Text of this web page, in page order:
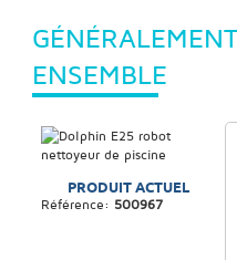
ENSEMBLE
PRODUIT ACTUEL
Référence: 500967